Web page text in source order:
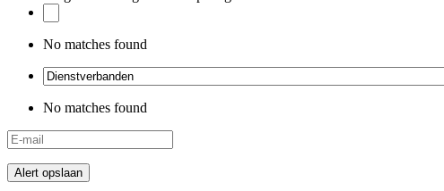
No matches found
No matches found
Alert opslaan